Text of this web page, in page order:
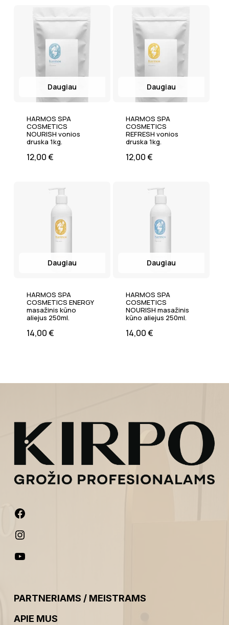
Daugiau
HARMOS SPA
COSMETICS
NOURISH vonios
druska 1kg.
12,00€
Daugiau
HARMOS SPA
COSMETICS
REFRESH vonios
druska 1kg.
12,00€
Daugiau
HARMOS SPA
COSMETICS ENERGY
masažinis kūno
aliejus 250ml.
14,00€
Daugiau
HARMOS SPA
COSMETICS
NOURISH masažinis
kūno aliejus 250ml.
14,00€
PARTNERIAMS / MEISTRAMS
APIE MUS